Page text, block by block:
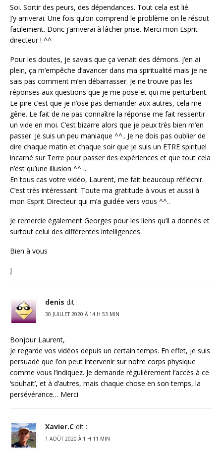
Soi. Sortir des peurs, des dépendances. Tout cela est lié.
J’y arriverai. Une fois qu’on comprend le problème on le résout
facilement. Donc j’arriverai à lâcher prise. Merci mon Esprit
directeur ! ^^
Pour les doutes, je savais que ça venait des démons. j’en ai
plein, ça m’empêche d’avancer dans ma spiritualité mais je ne
sais pas comment m’en débarrasser. Je ne trouve pas les
réponses aux questions que je me pose et qui me perturbent.
Le pire c’est que je n’ose pas demander aux autres, cela me
gêne. Le fait de ne pas connaître la réponse me fait ressentir
un vide en moi. C’est bizarre alors que je peux très bien m’en
passer. Je suis un peu maniaque ^^.. Je ne dois pas oublier de
dire chaque matin et chaque soir que je suis un ETRE spirituel
incarné sur Terre pour passer des expériences et que tout cela
n’est qu’une illusion ^^ ..
En tous cas votre vidéo, Laurent, me fait beaucoup réfléchir.
C’est très intéressant. Toute ma gratitude à vous et aussi à
mon Esprit Directeur qui m’a guidée vers vous ^^..
Je remercie également Georges pour les liens qu’il a donnés et
surtout celui des différentes intelligences
Bien à vous
J
denis dit :
30 JUILLET 2020 À 14 H 53 MIN
Bonjour Laurent,
Je regarde vos vidéos depuis un certain temps. En effet, je suis
persuadé que l’on peut intervenir sur notre corps physique
comme vous l’indiquez. Je demande régulièrement l’accès à ce
‘souhait’, et à d’autres, mais chaque chose en son temps, la
persévérance… Merci
Xavier.C dit :
1 AOÛT 2020 À 1 H 11 MIN